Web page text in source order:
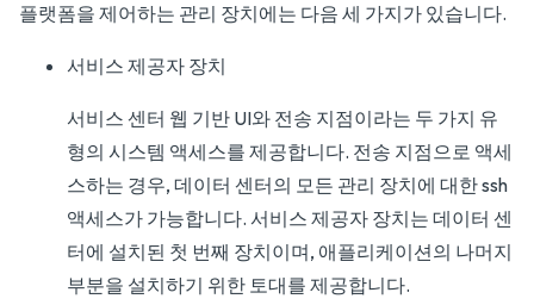
플랫폼을 제어하는 관리 장치에는 다음 세 가지가 있습니다.
서비스 제공자 장치
서비스 센터 웹 기반 UI와 전송 지점이라는 두 가지 유
형의 시스템 액세스를 제공합니다. 전송 지점으로 액세
스하는 경우, 데이터 센터의 모든 관리 장치에 대한 ssh
액세스가 가능합니다. 서비스 제공자 장치는 데이터 센
터에 설치된 첫 번째 장치이며, 애플리케이션의 나머지
부분을 설치하기 위한 토대를 제공합니다.